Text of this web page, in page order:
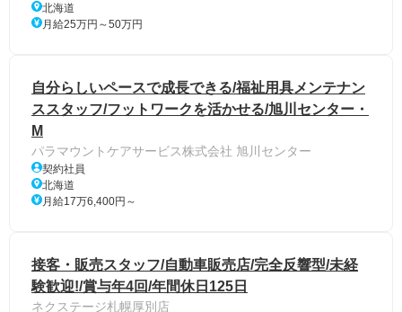
北海道
月給25万円～50万円
自分らしいペースで成長できる/福祉用具メンテナン
ススタッフ/フットワークを活かせる/旭川センター・
M
パラマウントケアサービス株式会社 旭川センター
契約社員
北海道
月給17万6,400円～
接客・販売スタッフ/自動車販売店/完全反響型/未経
験歓迎!/賞与年4回/年間休日125日
ネクステージ札幌厚別店